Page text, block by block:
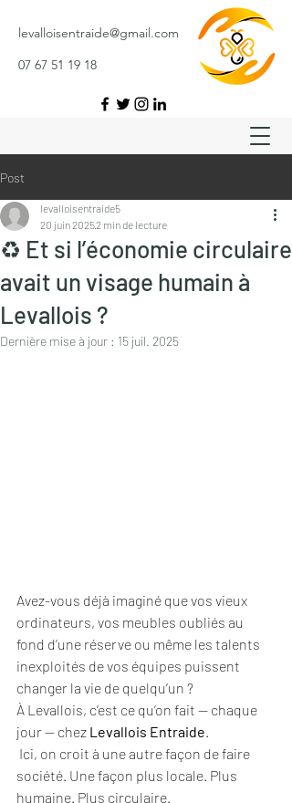
levalloisentraide@gmail.com
07 67 51 19 18
Post
♻️ Et si l’économie circulaire
avait un visage humain à
Levallois ?
levalloisentraide5
20 juin 20252 min de lecture
Dernière mise à jour : 15 juil. 2025
Avez-vous déjà imaginé que vos vieux
ordinateurs, vos meubles oubliés au
fond d’une réserve ou même les talents
inexploités de vos équipes puissent
changer la vie de quelqu’un ?
À Levallois, c’est ce qu’on fait — chaque
jour — chez Levallois Entraide.
Ici, on croit à une autre façon de faire
société. Une façon plus locale. Plus
humaine. Plus circulaire.